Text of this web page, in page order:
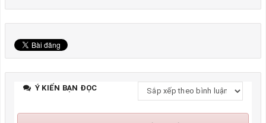
Ý KIẾN BẠN ĐỌC